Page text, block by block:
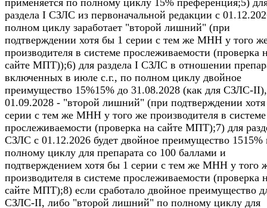
раздела I СЗЛС из первоначальной редакции с
полном циклу заработает "второй лишний" (при
подтверждении хотя бы 1 серии с тем же МНН у того
производителя в системе прослеживаемости (проверка
сайте МПТ));6) для раздела I СЗЛС в отношении
включенных в июле с.г., по полном циклу двойное
преимущество 15%15% до 31.08.2028 (как для СЗЛС-
01.09.2028 - "второй лишний" (при подтверждении
серии с тем же МНН у того же производителя в системе
прослеживаемости (проверка на сайте МПТ);7) для
СЗЛС c 01.12.2026 будет двойное преимущество 1515%
полному циклу для препарата со 100 баллами и
подтверждением хотя бы 1 серии с тем же МНН у того
производителя в системе прослеживаемости (проверка
сайте МПТ);8) если сработало двойное преимущество
СЗЛС-II, либо "второй лишний" по полному циклу для